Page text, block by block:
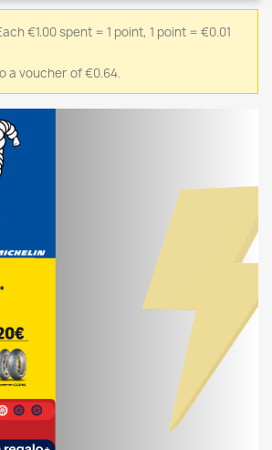
€1.00 spent = 1 point, 1 point = €0.01
a voucher of €0.64.